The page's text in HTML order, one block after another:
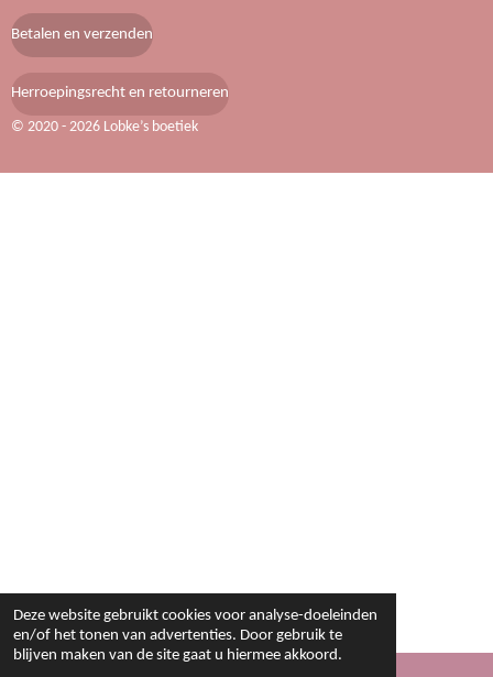
Deze website gebruikt cookies voor analyse-doeleinden
en/of het tonen van advertenties. Door gebruik te
blijven maken van de site gaat u hiermee akkoord.
Betalen en verzenden
Herroepingsrecht en retourneren
© 2020 - 2026 Lobke’s boetiek